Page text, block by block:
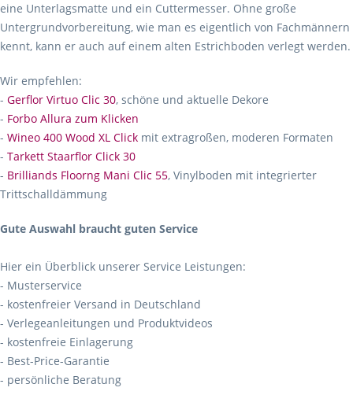
eine Unterlagsmatte und ein Cuttermesser. Ohne große
Untergrundvorbereitung, wie man es eigentlich von Fachmännern
kennt, kann er auch auf einem alten Estrichboden verlegt werden.
Wir empfehlen:
- Gerflor Virtuo Clic 30, schöne und aktuelle Dekore
- Forbo Allura zum Klicken
- Wineo 400 Wood XL Click mit extragroßen, moderen Formaten
- Tarkett Staarflor Click 30
- Brilliands Floorng Mani Clic 55, Vinylboden mit integrierter
Trittschalldämmung
Gute Auswahl braucht guten Service
Hier ein Überblick unserer Service Leistungen:
- Musterservice
- kostenfreier Versand in Deutschland
- Verlegeanleitungen und Produktvideos
- kostenfreie Einlagerung
- Best-Price-Garantie
- persönliche Beratung